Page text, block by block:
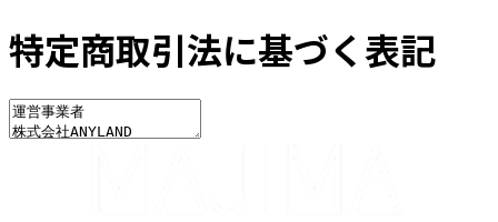
特定商取引法に基づく表記